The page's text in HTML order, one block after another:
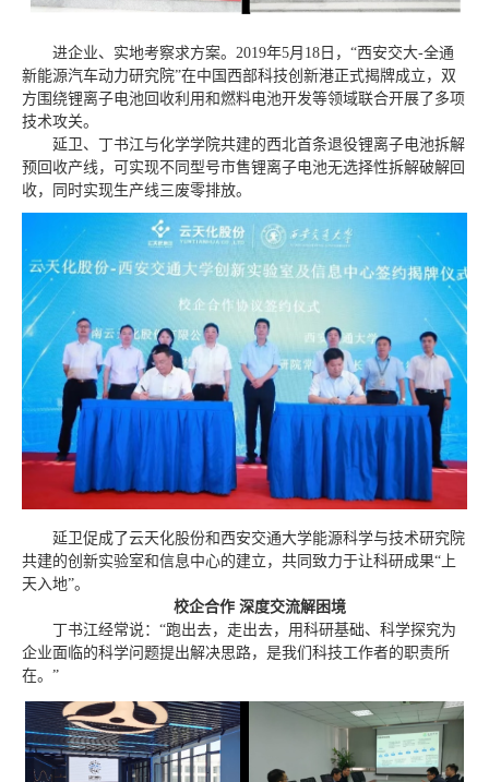
进企业、实地考察求方案。2019年5月18日，“西安交大-全通
新能源汽车动力研究院”在中国西部科技创新港正式揭牌成立，双
方围绕锂离子电池回收利用和燃料电池开发等领域联合开展了多项
技术攻关。
延卫、丁书江与化学学院共建的西北首条退役锂离子电池拆解
预回收产线，可实现不同型号市售锂离子电池无选择性拆解破解回
收，同时实现生产线三废零排放。
延卫促成了云天化股份和西安交通大学能源科学与技术研究院
共建的创新实验室和信息中心的建立，共同致力于让科研成果“上
天入地”。
校企合作 深度交流解困境
丁书江经常说：“跑出去，走出去，用科研基础、科学探究为
企业面临的科学问题提出解决思路，是我们科技工作者的职责所
在。”